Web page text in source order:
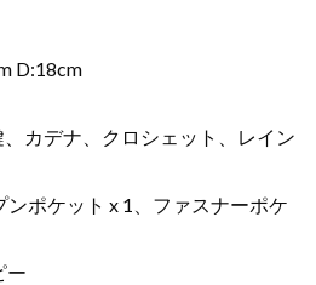
D:18cm
カデナ、クロシェット、レイン
ポケット x 1、ファスナーポケ
ー